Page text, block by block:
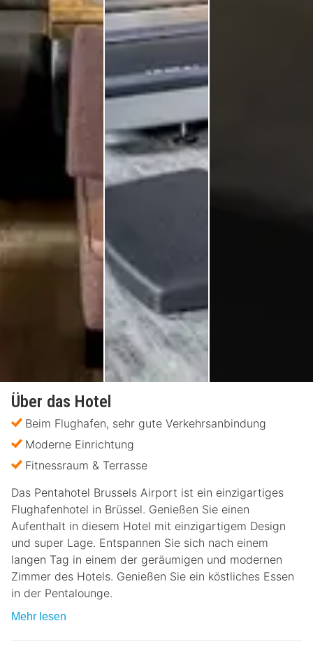
Über das Hotel
Beim Flughafen, sehr gute Verkehrsanbindung
Moderne Einrichtung
Fitnessraum & Terrasse
Das Pentahotel Brussels Airport ist ein einzigartiges
Flughafenhotel in Brüssel. Genießen Sie einen
Aufenthalt in diesem Hotel mit einzigartigem Design
und super Lage. Entspannen Sie sich nach einem
langen Tag in einem der geräumigen und modernen
Zimmer des Hotels. Genießen Sie ein köstliches Essen
in der Pentalounge.
Mehr lesen